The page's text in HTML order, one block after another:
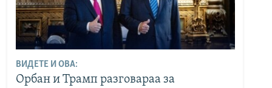
ВИДЕТЕ И ОВА:
Орбан и Трамп разговараа за